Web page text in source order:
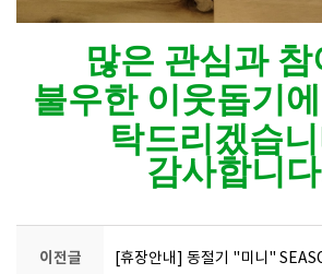
많은 관심과 참
불우한 이웃돕기
탁드리겠습
감사합니
이전글 [휴장안내] 동절기 "미니"